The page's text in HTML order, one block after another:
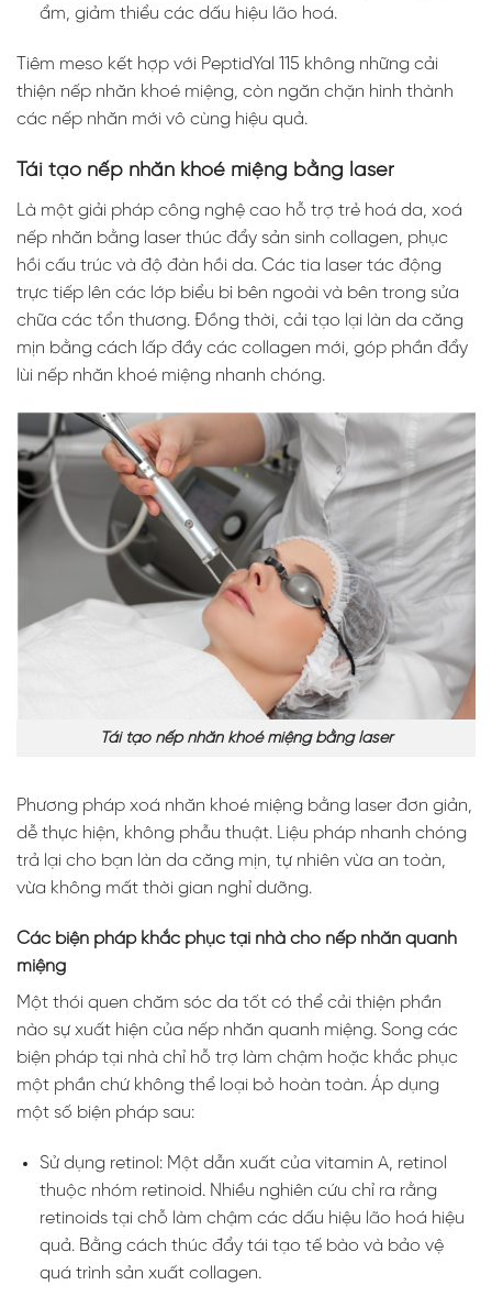
ẩm, giảm thiểu các dấu hiệu lão hoá.
Tiêm meso kết hợp với PeptidYal 115 không những cải
thiện nếp nhăn khoé miệng, còn ngăn chặn hình thành
các nếp nhăn mới vô cùng hiệu quả.
Tái tạo nếp nhăn khoé miệng bằng laser
Là một giải pháp công nghệ cao hỗ trợ trẻ hoá da, xoá
nếp nhăn bằng laser thúc đẩy sản sinh collagen, phục
hồi cấu trúc và độ đàn hồi da. Các tia laser tác động
trực tiếp lên các lớp biểu bì bên ngoài và bên trong sửa
chữa các tổn thương. Đồng thời, cải tạo lại làn da căng
mịn bằng cách lấp đầy các collagen mới, góp phần đẩy
lùi nếp nhăn khoé miệng nhanh chóng.
Tái tạo nếp nhăn khoé miệng bằng laser
Phương pháp xoá nhăn khoé miệng bằng laser đơn giản,
dễ thực hiện, không phẫu thuật. Liệu pháp nhanh chóng
trả lại cho bạn làn da căng mịn, tự nhiên vừa an toàn,
vừa không mất thời gian nghỉ dưỡng.
Các biện pháp khắc phục tại nhà cho nếp nhăn quanh
miệng
Một thói quen chăm sóc da tốt có thể cải thiện phần
nào sự xuất hiện của nếp nhăn quanh miệng. Song các
biện pháp tại nhà chỉ hỗ trợ làm chậm hoặc khắc phục
một phần chứ không thể loại bỏ hoàn toàn. Áp dụng
một số biện pháp sau:
Sử dụng retinol: Một dẫn xuất của vitamin A, retinol
thuộc nhóm retinoid. Nhiều nghiên cứu chỉ ra rằng
retinoids tại chỗ làm chậm các dấu hiệu lão hoá hiệu
quả. Bằng cách thúc đẩy tái tạo tế bào và bảo vệ
quá trình sản xuất collagen.